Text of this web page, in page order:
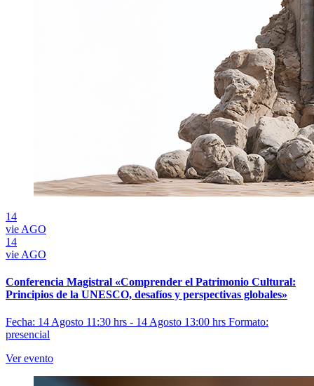
14
vie AGO
14
vie AGO
Conferencia Magistral «Comprender el Patrimonio Cultural:
Principios de la UNESCO, desafíos y perspectivas globales»
Fecha: 14 Agosto 11:30 hrs - 14 Agosto 13:00 hrs Formato:
presencial
Ver evento